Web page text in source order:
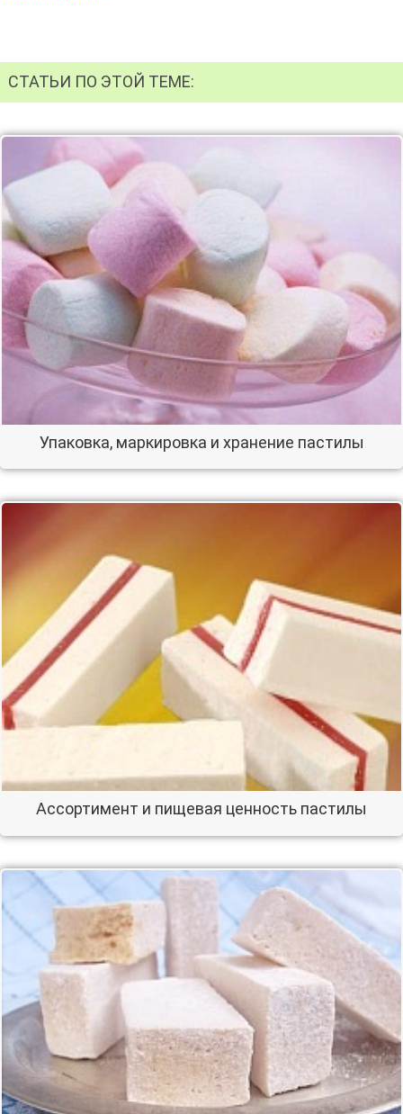
СТАТЬИ ПО ЭТОЙ ТЕМЕ:
Упаковка, маркировка и хранение пастилы
Ассортимент и пищевая ценность пастилы